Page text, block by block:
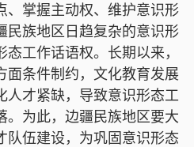
掌握主动权、维护意识形
民族地区日趋复杂的意识形
工作话语权。长期以来，
面条件制约，文化教育发展
人才紧缺，导致意识形态工
。为此，边疆民族地区要大
队伍建设，为巩固意识形态